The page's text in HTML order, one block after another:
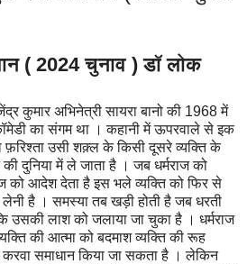
2024 चुनाव ) डॉ लोक
कुमार अभिनेत्री सायरा बानो की 1968 में
का संगम था । कहानी में ऊपरवाले से इक
फ़रिश्ता उसी शक़्ल के किसी दूसरे व्यक्ति के
दुनिया में ले जाता है । जब धर्मराज को
को आदेश देता है इस भले व्यक्ति को फिर से
है । समस्या तब खड़ी होती है जब धरती
उसकी लाश को जलाया जा चुका है । धर्मराज
की आत्मा को बदमाश व्यक्ति की रूह
समाधान किया जा सकता है । लेकिन